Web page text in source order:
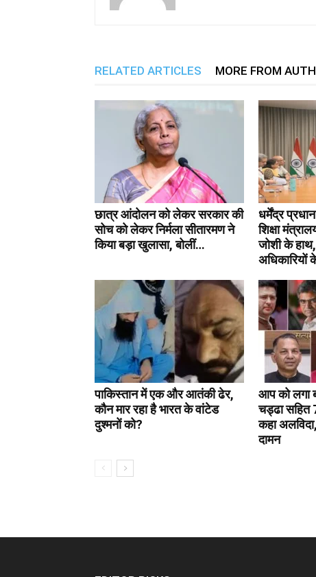
RELATED ARTICLES MORE FROM
छात्र आंदोलन को लेकर सरकार की
सोच को लेकर निर्मला सीतारमण ने
किया बड़ा खुलासा, बोलीं…
धर्मेंद्र
शिक्षा
जोशी के
पाकिस्तान में एक और आतंकी ढेर,
कौन मार रहा है भारत के वांटेड
दुश्मनों को?
आप को लगा
चड्ढा सहित
कहा
दामन